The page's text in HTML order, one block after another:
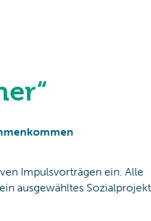
Impulsvorträgen ein. Alle
ausgewähltes Sozialprojekt